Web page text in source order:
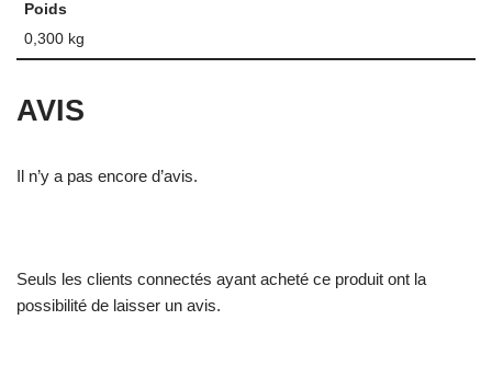
Poids
0,300 kg
AVIS
Il n’y a pas encore d’avis.
Seuls les clients connectés ayant acheté ce produit ont la
possibilité de laisser un avis.